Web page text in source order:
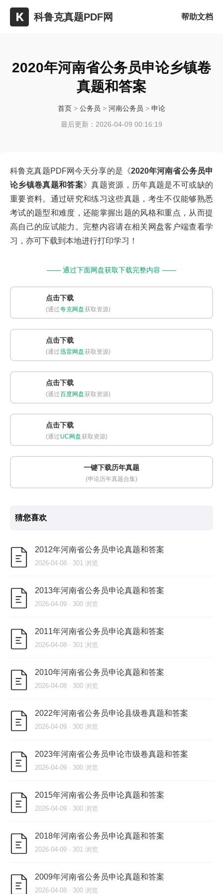
科鲁克真题PDF网 帮助文档
2020年河南省公务员申论乡镇卷
真题和答案
首页 > 公务员 > 河南公务员 > 申论
最后更新：2026-04-09 00:16:19
科鲁克真题PDF网今天分享的是《2020年河南省公务员申
论乡镇卷真题和答案》真题资源，历年真题是不可或缺的
重要资料。通过研究和练习这些真题，考生不仅能够熟悉
考试的题型和难度，还能掌握出题的风格和重点，从而提
高自己的应试能力。完整内容请在相关网盘客户端查看学
习，亦可下载到本地进行打印学习！
—— 通过下面网盘获取下载完整内容 ——
点击下载
(通过夸克网盘获取资源)
点击下载
(通过迅雷网盘获取资源)
点击下载
(通过百度网盘获取资源)
点击下载
(通过 UC网盘获取资源)
一键下载历年真题
(申论历年真题合集)
猜您喜欢
2012年河南省公务员申论真题和答案
2026-04-08 · 301 浏览
2013年河南省公务员申论真题和答案
2026-04-09 · 300 浏览
2011年河南省公务员申论真题和答案
2026-04-08 · 301 浏览
2010年河南省公务员申论真题和答案
2026-04-08 · 300 浏览
2022年河南省公务员申论县级卷真题和答案
2026-04-09 · 300 浏览
2023年河南省公务员申论市级卷真题和答案
2026-04-09 · 300 浏览
2015年河南省公务员申论真题和答案
2026-04-09 · 300 浏览
2018年河南省公务员申论真题和答案
2026-04-09 · 301 浏览
2009年河南省公务员申论真题和答案
2026-04-08 · 300 浏览